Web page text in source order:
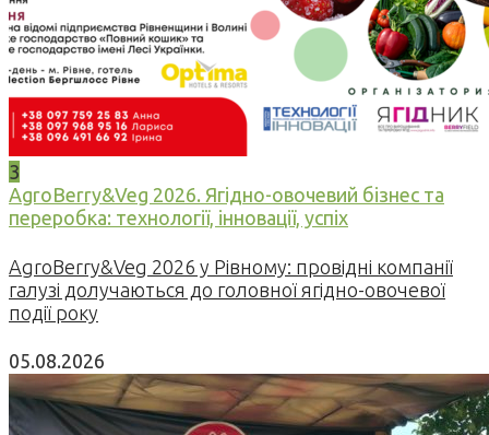
3
AgroBerry&Veg 2026. Ягідно-овочевий бізнес та
переробка: технології, інновації, успіх
AgroBerry&Veg 2026 у Рівному: провідні компанії
галузі долучаються до головної ягідно-овочевої
події року
05.08.2026